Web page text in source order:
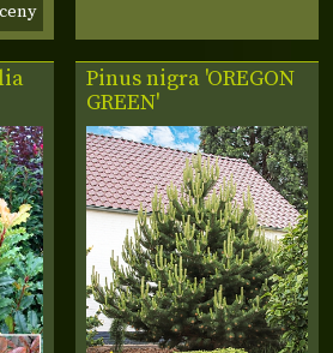
Pinus nigra 'OREGON
GREEN'